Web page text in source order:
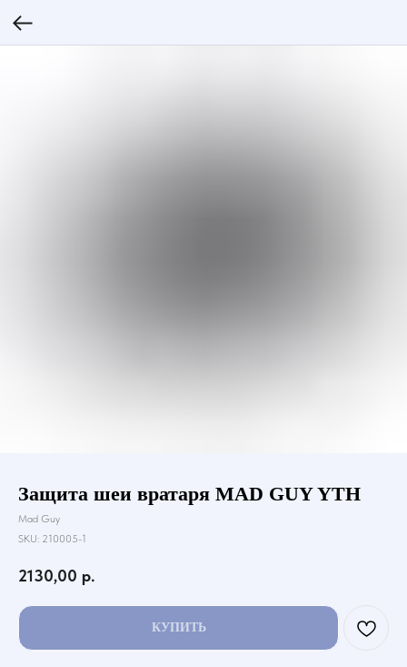
Защита шеи вратаря MAD GUY YTH
Mad Guy
SKU: 210005-1
2130,00 р.
КУПИТЬ